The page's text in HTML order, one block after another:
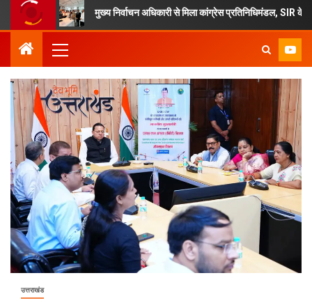
मुख्य निर्वाचन अधिकारी से मिला कांग्रेस प्रतिनिधिमंडल, SIR के मुद्दे पर की
उत्तराखंड